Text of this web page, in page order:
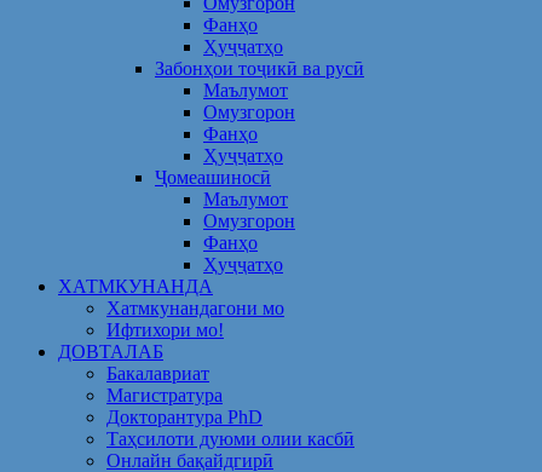
Фанҳо
Ҳуҷҷатҳо
Забонҳои тоҷикӣ ва русӣ
Маълумот
Омузгорон
Фанҳо
Ҳуҷҷатҳо
Ҷомеашиносӣ
Маълумот
Омузгорон
Фанҳо
Ҳуҷҷатҳо
ХАТМКУНАНДА
Хатмкунандагони мо
Ифтихори мо!
ДОВТАЛАБ
Бакалавриат
Магистратура
Докторантура PhD
Таҳсилоти дуюми олии касбӣ
Онлайн бақайдгирӣ